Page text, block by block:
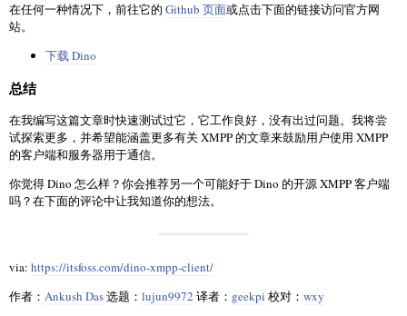
在任何一种情况下，前往它的 Github 页面或点击下面的链接访问官方网
站。
下载 Dino
总结
在我编写这篇文章时快速测试过它，它工作良好，没有出过问题。我将尝
试探索更多，并希望能涵盖更多有关 XMPP 的文章来鼓励用户使用 XMPP
的客户端和服务器用于通信。
你觉得 Dino 怎么样？你会推荐另一个可能好于 Dino 的开源 XMPP 客户端
吗？在下面的评论中让我知道你的想法。
via: https://itsfoss.com/dino-xmpp-client/
作者： Ankush Das选题： lujun9972 译者： geekpi 校对： wxy